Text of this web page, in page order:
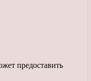
предоставить